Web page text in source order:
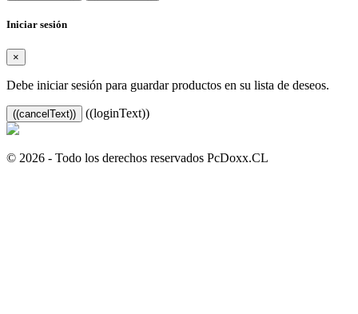
Iniciar sesión
×
Debe iniciar sesión para guardar productos en su lista de deseos.
((cancelText)) ((loginText))
© 2026 - Todo los derechos reservados PcDoxx.CL